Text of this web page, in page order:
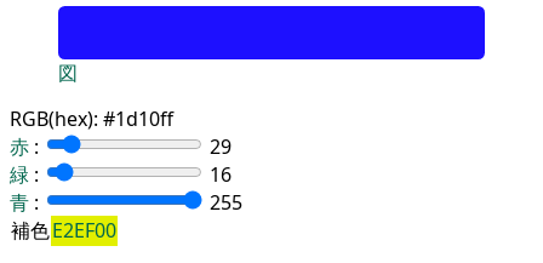
図
RGB(hex): #1d10ff
赤 :
29
緑 :
16
青 :
255
補色E2EF00